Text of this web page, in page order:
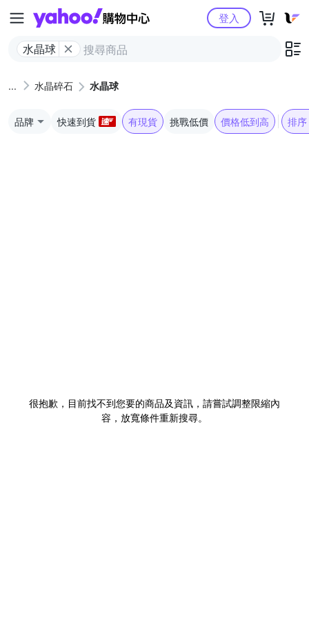
Yahoo購物中心
水晶球
登入
水晶碎石 水晶球
品牌 快速到貨 有現貨 挑戰低價 價格低到高 排序
很抱歉，目前找不到您要的商品及資訊，請嘗試調整限縮內
容，放寬條件重新搜尋。